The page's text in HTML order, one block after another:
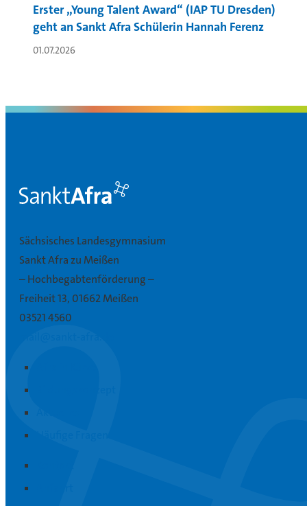
Erster „Young Talent Award“ (IAP TU Dresden)
geht an Sankt Afra Schülerin Hannah Ferenz
01.07.2026
Sächsisches Landesgymnasium
Sankt Afra zu Meißen
– Hochbegabtenförderung –
Freiheit 13, 01662 Meißen
03521 4560